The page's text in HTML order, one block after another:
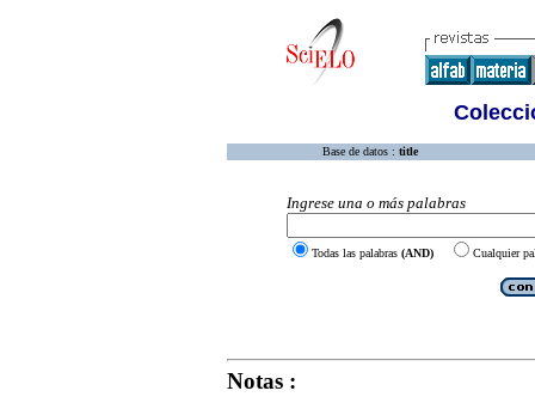
Base de datos : title
Ingrese una o más palabras
Todas las palabras (AND) Cualquier
Notas :